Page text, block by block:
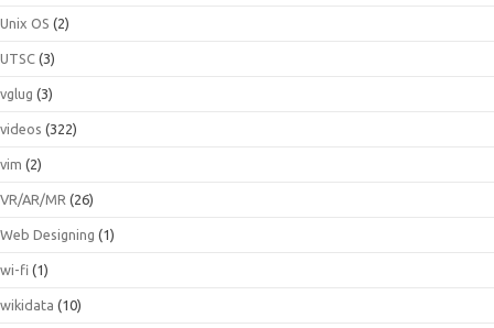
Unix OS (2)
UTSC (3)
vglug (3)
videos (322)
vim (2)
VR/AR/MR (26)
Web Designing (1)
wi-fi (1)
wikidata (10)